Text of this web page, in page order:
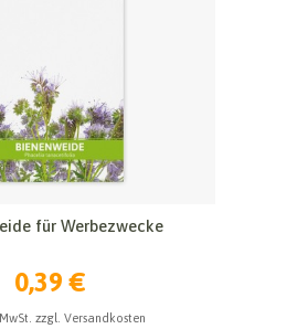
für Werbezwecke
0,39 €
zzgl. Versandkosten